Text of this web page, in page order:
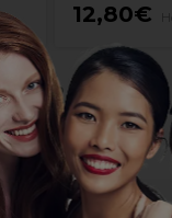
12,80€